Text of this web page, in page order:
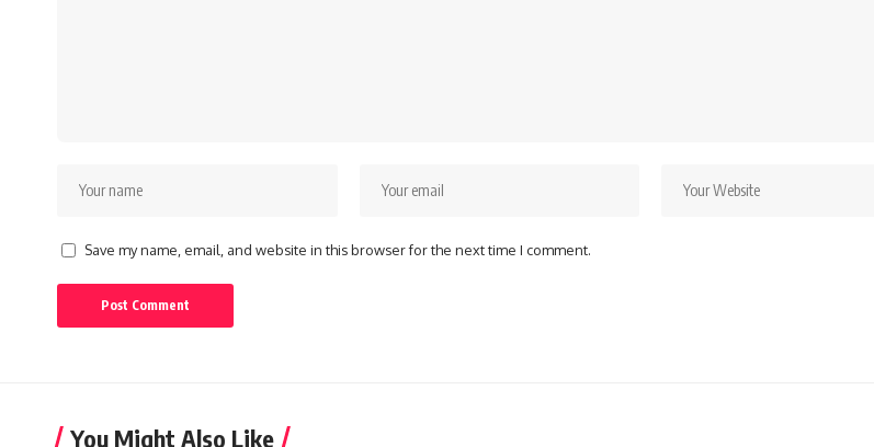
Save my name, email, and website in this browser for the next time I comment.
You Might Also Like